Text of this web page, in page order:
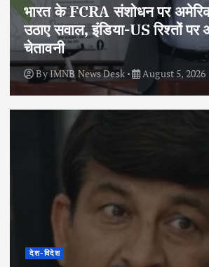
भारत के FCRA संशोधन पर
उठाए सवाल, इंडिया-US रिश्तों पर
चेतावनी
ByIMNB News Desk August 5, 2026
देश-विदेश